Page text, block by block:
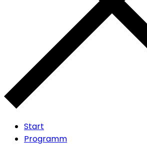
Start
Programm